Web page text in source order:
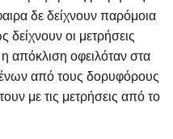
δε δείχνουν παρόμοια
οι μετρήσεις
απόκλιση οφειλόταν στα
από τους δορυφόρους
με τις μετρήσεις από το